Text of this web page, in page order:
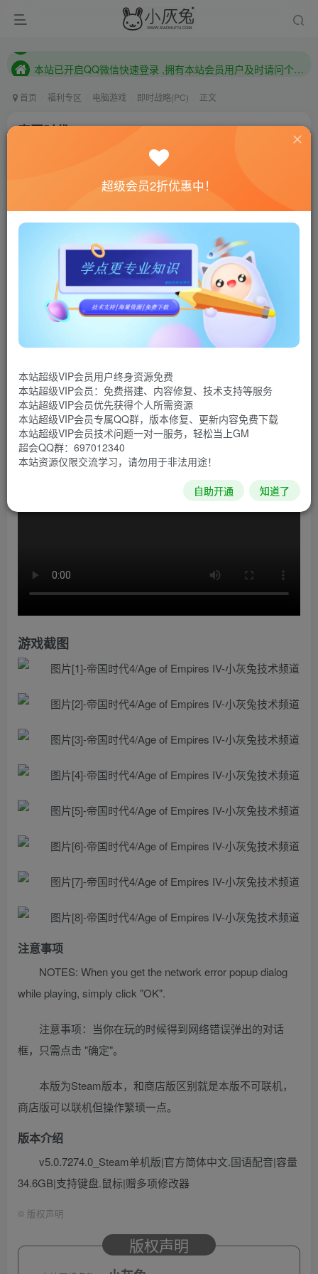
本站已开启QQ微信快速登录 ,拥有本站会员用户及时请问个人中心绑定！
首页 福利专区 电脑游戏 即时战略(PC) 正文
帝国时代4/Age of Empires IV
联网教程： 内附教程
单机教程： 内附教程
不懂的话联系客服！！！
本站的资源转载自国内外各大媒体和网络，仅供试玩体
验。如果您喜欢该游戏内容，请支持正版 →→→正版购买
游戏介绍
《帝国时代4》是由微软开发的一款即时战略游戏。是
以及近十几个专营权。游戏以其历史文明之间的战争而闻
名，系列从石器时代到现代初期，甚至包括一个探索传奇生
物和神话的故事。
游戏视频
游戏截图
注意事项
NOTES: When you get the network error popup dialog
while playing, simply click "OK".
注意事项：当你在玩的时候得到网络错误弹出的对话
框，只需点击 "确定"。
本版为Steam版本，和商店版区别就是本版不可联机，
商店版可以联机但操作繁琐一点。
版本介绍
v5.0.7274.0_Steam单机版|官方简体中文.国语配音|容量
34.6GB|支持键盘.鼠标|赠多项修改器
© 版权声明
版权声明
超级会员2折优惠中！
本站超级VIP会员用户终身资源免费
本站超级VIP会员：免费搭建、内容修复、技术支持等服务
本站超级VIP会员优先获得个人所需资源
本站超级VIP会员专属QQ群，版本修复、更新内容免费下载
本站超级VIP会员技术问题一对一服务，轻松当上GM
超会QQ群：697012340
本站资源仅限交流学习，请勿用于非法用途！
自助开通 知道了